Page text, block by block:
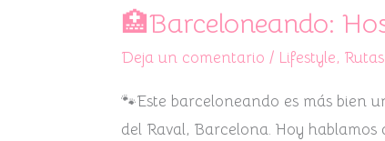
🏥Barceloneando:
Deja un comentario / Lifestyle, Rutas
🐾Este barceloneando es más bien
del Raval, Barcelona. Hoy
Barceloneando:
Hospital
de
la
Santa